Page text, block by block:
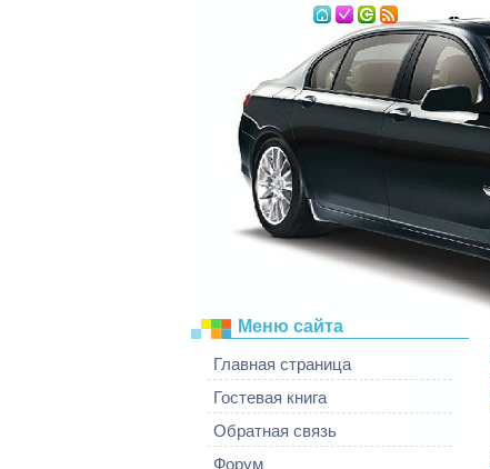
Меню сайта
Главная страница
Гостевая книга
Обратная связь
Форум